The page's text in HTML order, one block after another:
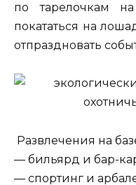
по тарелочкам
покататься на
отпраздновать
Развлечения на
— бильярд и бар-
— спортинг и